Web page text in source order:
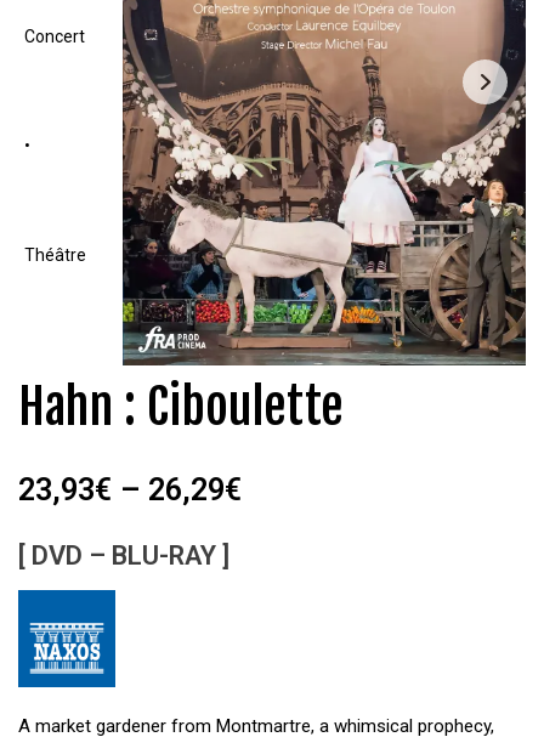
Hahn : Ciboulette
23,93€ – 26,29€
[ DVD – BLU-RAY ]
A market gardener from Montmartre, a whimsical prophecy,